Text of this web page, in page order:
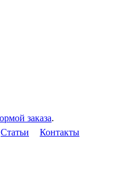
заказа.
Статьи
Контакты